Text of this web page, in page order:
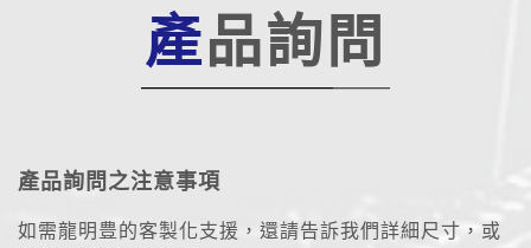
產品詢問
產品詢問之注意事項
如需龍明豊的客製化支援，還請告訴我們詳細尺寸，或